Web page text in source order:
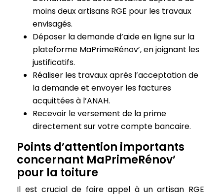
moins deux artisans RGE pour les travaux
envisagés.
Déposer la demande d’aide en ligne sur la
plateforme MaPrimeRénov’, en joignant les
justificatifs.
Réaliser les travaux après l’acceptation de
la demande et envoyer les factures
acquittées à l’ANAH.
Recevoir le versement de la prime
directement sur votre compte bancaire.
Points d’attention importants
concernant MaPrimeRénov’
pour la toiture
Il est crucial de faire appel à un artisan RGE